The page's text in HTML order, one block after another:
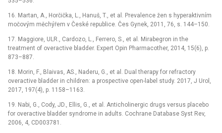
16. Martan, A., Horčička, L., Hanuš, T., et al. Prevalence žen s hyperaktivním
močovým měchýřem v České republice. Čes Gynek, 2011, 76, s. 144–150.
17. Maggiore, ULR., Cardozo, L., Ferrero, S., et al. Mirabegron in the
treatment of overactive bladder. Expert Opin Pharmacother, 2014, 15(6), p.
873–887.
18. Morin, F., Blaivas, AS., Naderu, G., et al. Dual therapy for refractory
overactive bladder in children: a prospective open-label study. 2017, J Urol,
2017, 197(4), p. 1158–1163.
19. Nabi, G., Cody, JD., Ellis, G., et al. Anticholinergic drugs versus placebo
for overactive bladder syndrome in adults. Cochrane Database Syst Rev,
2006, 4, CD003781.